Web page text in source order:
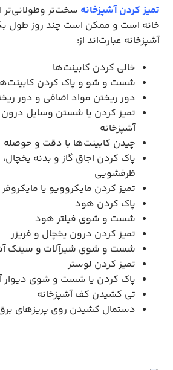
تمیز کردن آشپزخانه سخت‌تر
خانه است و ممکن است چند روز طول
آشپزخانه عبارت‌اند از:
خالی کردن کابینت‌ها
شست و شو و پاک کردن کابینت‌ها
دور ریختن مواد اضافی و دور
تمیز کردن یا شستن وسایل درون
آشپزخانه
چیدن کابینت‌ها با دقت و حوصله
پاک کردن اجاق گاز و بدنه
ظرفشویی
تمیز کردن مایکروویو یا مایکروفر
پاک کردن هود
شست و شوی فیلتر هود
تمیز کردن درون یخچال و فریزر
شست و شوی شیرآلات و سینک
تمیز کردن لوستر
پاک کردن یا شست و شوی دیوار
تی کشیدن کف آشپزخانه
دستمال کشیدن روی پریز‌های